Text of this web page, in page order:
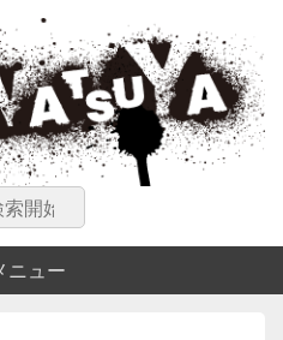
動画を交えて公開しています。
ニュー